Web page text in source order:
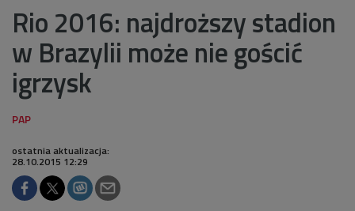
Rio 2016: najdroższy stadion
w Brazylii może nie gościć
igrzysk
ostatnia aktualizacja:
28.10.2015 12:29